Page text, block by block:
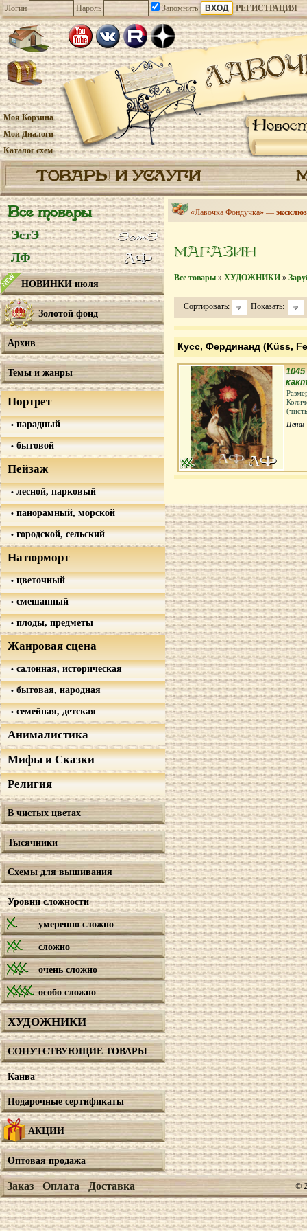
Логин Пароль Запомнить РЕГИСТРАЦИЯ
Моя Корзина
Мои Диалоги
Каталог схем
ТОВАРЫ И УСЛУГИ
Все товары
ЭстЭ
ЛФ
НОВИНКИ июля
Золотой фонд
Архив
Темы и жанры
Портрет
парадный
бытовой
Пейзаж
лесной, парковый
панорамный, морской
городской, сельский
Натюрморт
цветочный
смешанный
плоды, предметы
Жанровая сцена
салонная, историческая
бытовая, народная
семейная, детская
Анималистика
Мифы и Сказки
Религия
В чистых цветах
Тысячники
Схемы для вышивания
Уровни сложности
умеренно сложно
сложно
очень сложно
особо сложно
ХУДОЖНИКИ
СОПУТСТВУЮЩИЕ ТОВАРЫ
Канва
Подарочные сертификаты
АКЦИИ
Оптовая продажа
«Лавочка Фондучка» —
МАГАЗИН
Все товары » ХУДОЖНИКИ »
Сортировать: Показать:
Кусс, Фердинанд (Küss,
Цена:
Заказ Оплата Доставка ©